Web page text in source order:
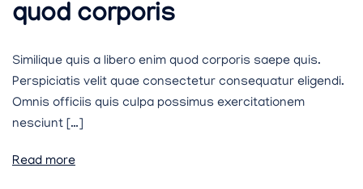
quod corporis
Similique quis a libero enim quod corporis saepe quis.
Perspiciatis velit quae consectetur consequatur eligendi.
Omnis officiis quis culpa possimus exercitationem
nesciunt […]
Read more